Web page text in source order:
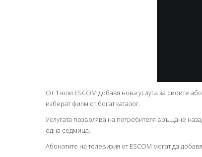
От 1 юли ESCOM добавя нова услуга за своите
изберат филм от богат каталог.
Услугата позволява на потребителя връщане
една седмица.
Абонатите на телевизия от ESCOM могат да